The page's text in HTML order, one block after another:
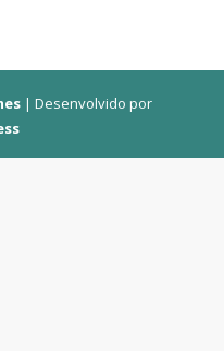
| Desenvolvido por